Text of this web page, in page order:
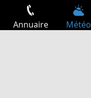
Annuaire Météo